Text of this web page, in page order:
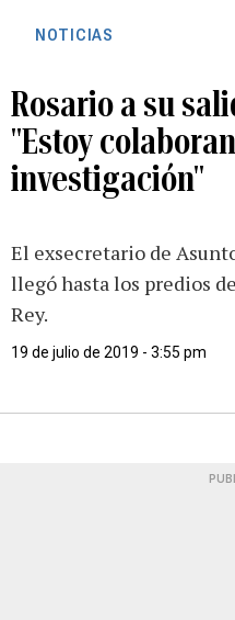
NOTICIAS
Rosario a su
"Estoy
investigación"
El exsecretario de
llegó hasta los predios
Rey.
19 de julio de 2019 - 3:55 pm